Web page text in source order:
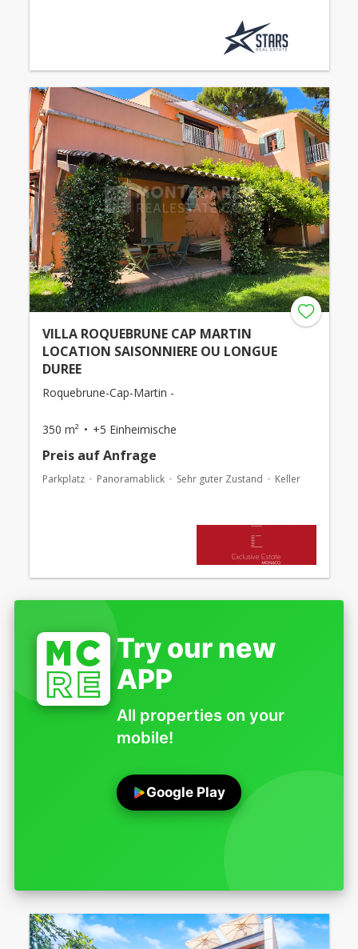
VILLA ROQUEBRUNE CAP MARTIN
LOCATION SAISONNIERE OU LONGUE
DUREE
Roquebrune-Cap-Martin -
350 m² +5 Einheimische
Preis auf Anfrage
Parkplatz Panoramablick Sehr guter Zustand Keller
Try our new
APP
All properties on your
mobile!
Google Play